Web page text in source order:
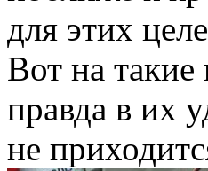
для этих
Вот на такие
правда в их
не